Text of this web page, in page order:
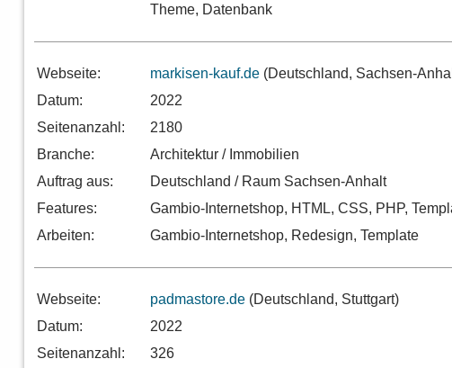
Theme, Datenbank
Webseite: markisen-kauf.de (Deutschland, Sachsen-
Datum:
2022
Seitenanzahl:
2180
Branche:
Architektur / Immobilien
Auftrag aus:
Deutschland / Raum Sachsen-Anhalt
Features:
Gambio-Internetshop, HTML, CSS, PHP,
Arbeiten:
Gambio-Internetshop, Redesign, Template
Webseite: padmastore.de (Deutschland, Stuttgart)
Datum:
2022
Seitenanzahl:
326